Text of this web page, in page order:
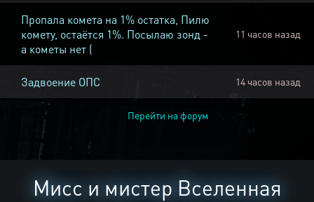
Пропала комета на 1% остатка, Пилю
комету, остаётся 1%. Посылаю зонд -
а кометы нет (
11 часов назад
Задвоение ОПС 14 часов назад
Перейти на форум
Мисс и мистер Вселенная